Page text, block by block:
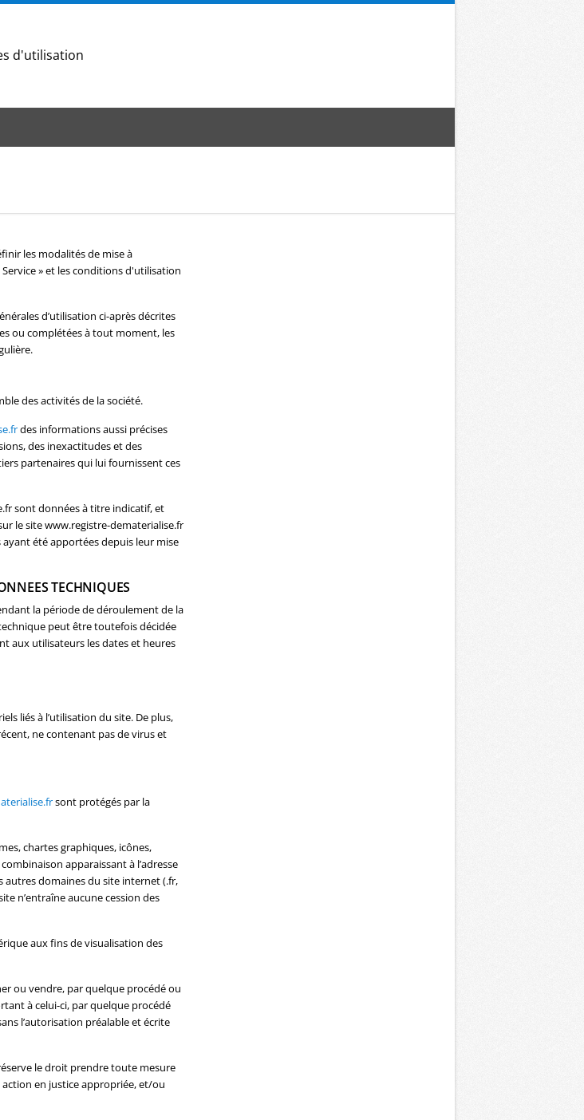
d'utilisation
les modalités de mise à
» et les conditions d'utilisation
d’utilisation ci-après décrites
ou complétées à tout moment, les
des activités de la société.
des informations aussi précises
des inexactitudes et des
partenaires qui lui fournissent ces
sont données à titre indicatif, et
le site www.registre-dematerialise.fr
été apportées depuis leur mise
TECHNIQUES
la période de déroulement de la
peut être toutefois décidée
aux utilisateurs les dates et heures
liés à l’utilisation du site. De plus,
ne contenant pas de virus et
sont protégés par la
chartes graphiques, icônes,
apparaissant à l’adresse
autres domaines du site internet (.fr,
n’entraîne aucune cession des
aux fins de visualisation des
ou vendre, par quelque procédé ou
à celui-ci, par quelque procédé
l’autorisation préalable et écrite
le droit prendre toute mesure
action en justice appropriée, et/ou